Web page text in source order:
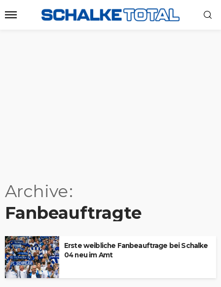
Archive
Fanbeauftragte
Erste weibliche Fanbeauftrage bei Schalke
04 neu im Amt